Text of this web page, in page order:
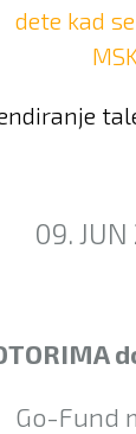
dete kad
09.
Go-Fund